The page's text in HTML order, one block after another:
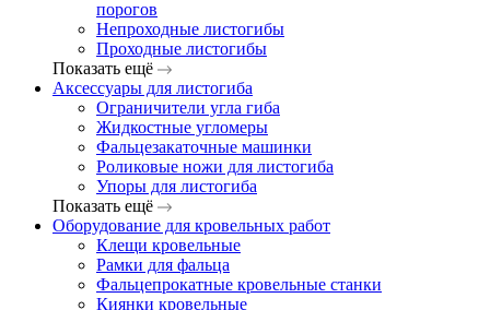
порогов
Непроходные листогибы
Проходные листогибы
Показать ещё
Аксессуары для листогиба
Ограничители угла гиба
Жидкостные угломеры
Фальцезакаточные машинки
Роликовые ножи для листогиба
Упоры для листогиба
Показать ещё
Оборудование для кровельных работ
Клещи кровельные
Рамки для фальца
Фальцепрокатные кровельные станки
Киянки кровельные